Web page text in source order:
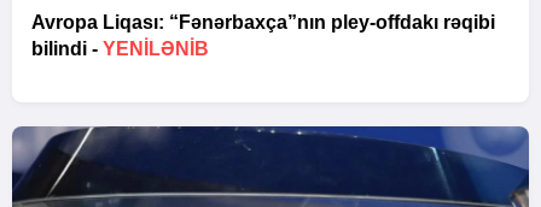
Avropa Liqası: “Fənərbaxça”nın pley-offdakı rəqibi
bilindi - YENİLƏNİB